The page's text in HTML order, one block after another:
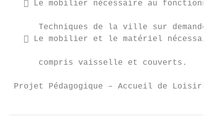
 Le mobilier nécessaire au
Techniques de la ville sur demande
 Le mobilier et le matériel
      compris vaisselle et couverts.
Projet Pédagogique – Accueil de